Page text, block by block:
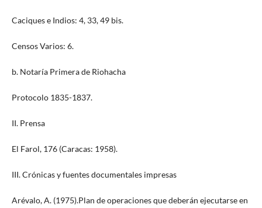
Caciques e Indios: 4, 33, 49 bis.
Censos Varios: 6.
b. Notaría Primera de Riohacha
Protocolo 1835-1837.
II. Prensa
El Farol, 176 (Caracas: 1958).
III. Crónicas y fuentes documentales impresas
Arévalo, A. (1975).Plan de operaciones que deberán ejecutarse en